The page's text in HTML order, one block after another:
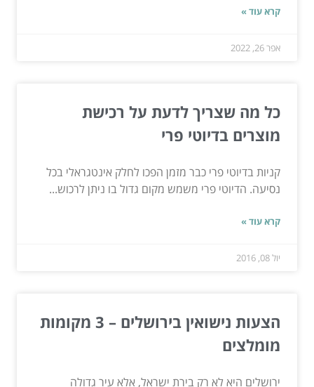
קרא עוד »
אפר 26, 2022
כל מה שצריך לדעת על רכישת
מוצרים בדיוטי פרי
קניות בדיוטי פרי כבר מזמן הפכו לחלק אינטגראלי בכל
נסיעה. הדיוטי פרי משמש מקום גדול בו ניתן לרכוש...
קרא עוד »
יול 08, 2016
הצעות נישואין בירושלים – 3 מקומות
מומלצים
ירושלים היא לא רק בירת ישראל, אלא עיר גדולה